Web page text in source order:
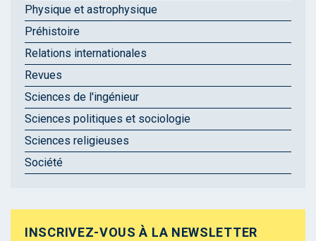
Physique et astrophysique
Préhistoire
Relations internationales
Revues
Sciences de l'ingénieur
Sciences politiques et sociologie
Sciences religieuses
Société
INSCRIVEZ-VOUS À LA NEWSLETTER